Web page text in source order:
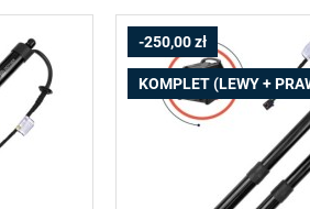
-250,00 zł
KOMPLET (LEWY +